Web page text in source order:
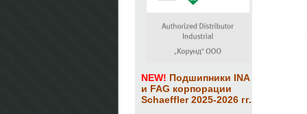
NEW! Подшипники INA
и FAG корпорации
Schaeffler 2025-2026 гг.